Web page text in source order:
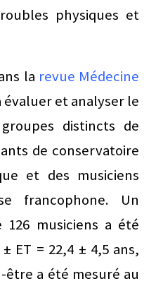
physiques et
la revue Médecine
évaluer et analyser le
distincts de
de conservatoire
et des musiciens
francophone. Un
musiciens a été
ET = 22,4 ± 4,5 ans,
être a été mesuré au